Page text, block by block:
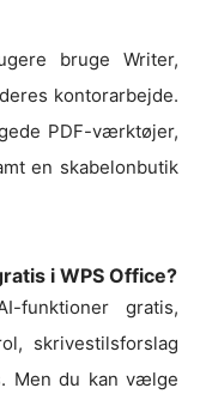
bruge Writer,
kontorarbejde.
PDF-værktøjer,
en skabelonbutik
i WPS Office?
funktioner gratis,
skrivestilsforslag
Men du kan vælge